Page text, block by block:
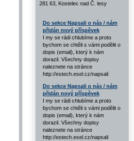
281 63, Kostelec nad Č. lesy
Do sekce Napsali o nás / nám
přidán nový příspěvek
I my se rádi chlubíme a proto
bychom se chtěli s vámi podělit o
dopis (email), který k nám
dorazil. Všechny dopisy
naleznete na stránce
http://estech.esel.cz/napsali
Do sekce Napsali o nás / nám
přidán nový příspěvek
I my se rádi chlubíme a proto
bychom se chtěli s vámi podělit o
dopis (email), který k nám
dorazil. Všechny dopisy
naleznete na stránce
http://estech.esel.cz/napsali